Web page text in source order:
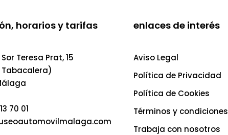
horarios y tarifas
Teresa Prat, 15
Tabacalera)
70 01
enlaces de interés
Aviso Legal
Política de Privacidad
Política de Cookies
Términos y condiciones
Trabaja con nosotros